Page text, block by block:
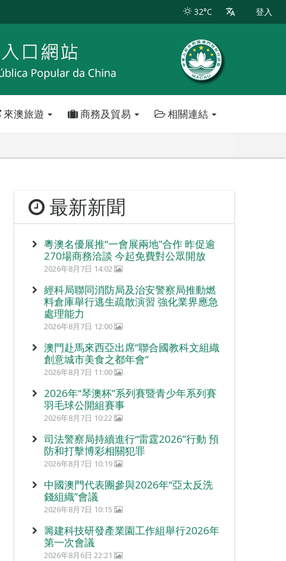
32°C 登入
來澳旅遊 商務及貿易 相關連結
最新新聞
粵澳名優展推“一會展兩地”合作 昨促逾
270場商務洽談 今起免費對公眾開放
2026年8月7日 14:02
經科局聯同消防局及治安警察局推動燃
料倉庫舉行逃生疏散演習 強化業界應急
處理能力
2026年8月7日 12:00
澳門赴馬來西亞出席“聯合國教科文組織
創意城市美食之都年會”
2026年8月7日 11:00
2026年“琴澳杯”系列賽暨青少年系列賽
羽毛球公開組賽事
2026年8月7日 10:22
司法警察局持續進行“雷霆2026”行動 預
防和打擊博彩相關犯罪
2026年8月7日 10:19
中國澳門代表團參與2026年“亞太反洗
錢組織”會議
2026年8月7日 10:15
籌建科技研發產業園工作組舉行2026年
第一次會議
2026年8月6日 22:21